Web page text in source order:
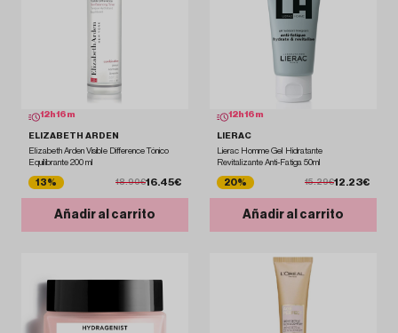
12 h16 m
ELIZABETH ARDEN
Elizabeth Arden Visible Difference Tónico
Equilibrante 200 ml
13% 18.90€16.45€
Añadir al carrito
12 h16 m
LIERAC
Lierac Homme Gel Hidratante
Revitalizante Anti-Fatiga 50ml
20% 15.29€12.23€
Añadir al carrito